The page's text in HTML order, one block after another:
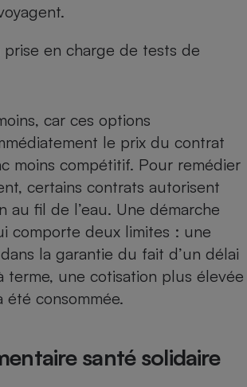
en charge de tests de
car ces options
le prix du contrat
moins compétitif. Pour remédier
certains contrats autorisent
au fil de l’eau. Une démarche
comporte deux limites : une
la garantie du fait d’un délai
terme, une cotisation plus élevée
été consommée.
santé solidaire